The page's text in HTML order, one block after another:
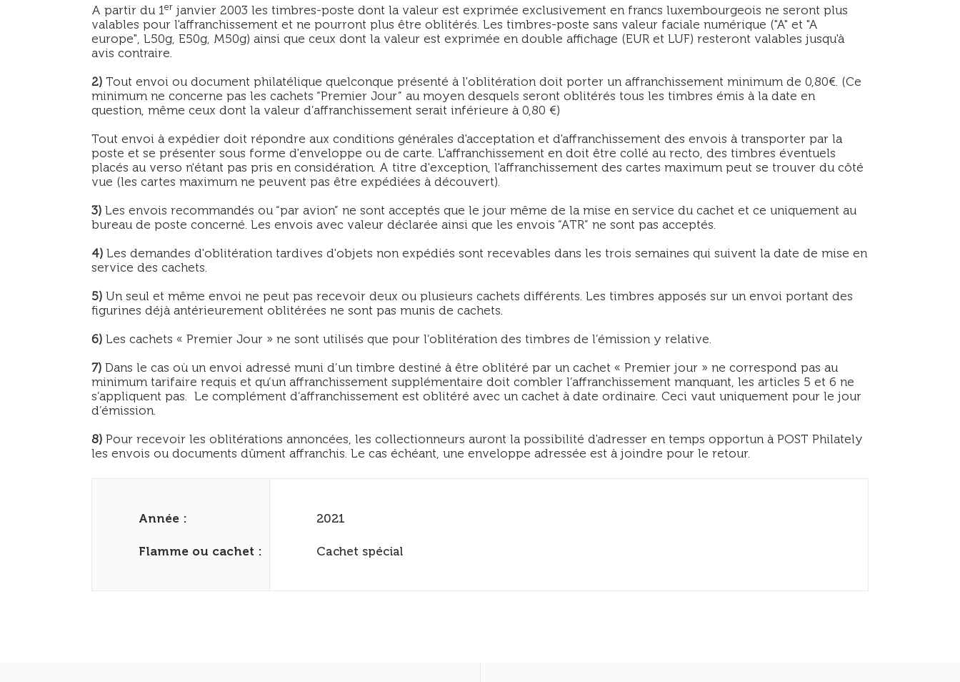
A partir du 1er janvier 2003 les timbres-poste dont la valeur est exprimée exclusivement en francs luxembourgeois ne seront plus
valables pour l'affranchissement et ne pourront plus être oblitérés. Les timbres-poste sans valeur faciale numérique ("A" et "A
europe", L50g, E50g, M50g) ainsi que ceux dont la valeur est exprimée en double affichage (EUR et LUF) resteront valables jusqu'à
avis contraire.
2) Tout envoi ou document philatélique quelconque présenté à l'oblitération doit porter un affranchissement minimum de 0,80€. (Ce
minimum ne concerne pas les cachets “Premier Jour” au moyen desquels seront oblitérés tous les timbres émis à la date en
question, même ceux dont la valeur d’affranchissement serait inférieure à 0,80 €)
Tout envoi à expédier doit répondre aux conditions générales d'acceptation et d'affranchissement des envois à transporter par la
poste et se présenter sous forme d'enveloppe ou de carte. L'affranchissement en doit être collé au recto, des timbres éventuels
placés au verso n'étant pas pris en considération. A titre d'exception, l'affranchissement des cartes maximum peut se trouver du côté
vue (les cartes maximum ne peuvent pas être expédiées à découvert).
3) Les envois recommandés ou “par avion” ne sont acceptés que le jour même de la mise en service du cachet et ce uniquement au
bureau de poste concerné. Les envois avec valeur déclarée ainsi que les envois “ATR” ne sont pas acceptés.
4) Les demandes d'oblitération tardives d'objets non expédiés sont recevables dans les trois semaines qui suivent la date de mise en
service des cachets.
5) Un seul et même envoi ne peut pas recevoir deux ou plusieurs cachets différents. Les timbres apposés sur un envoi portant des
figurines déjà antérieurement oblitérées ne sont pas munis de cachets.
6) Les cachets « Premier Jour » ne sont utilisés que pour l’oblitération des timbres de l’émission y relative.
7) Dans le cas où un envoi adressé muni d’un timbre destiné à être oblitéré par un cachet « Premier jour » ne correspond pas au
minimum tarifaire requis et qu’un affranchissement supplémentaire doit combler l’affranchissement manquant, les articles 5 et 6 ne
s’appliquent pas. Le complément d’affranchissement est oblitéré avec un cachet à date ordinaire. Ceci vaut uniquement pour le jour
d’émission.
8) Pour recevoir les oblitérations annoncées, les collectionneurs auront la possibilité d'adresser en temps opportun à POST Philately
les envois ou documents dûment affranchis. Le cas échéant, une enveloppe adressée est à joindre pour le retour.
Année :
Flamme ou cachet :
2021
Cachet spécial